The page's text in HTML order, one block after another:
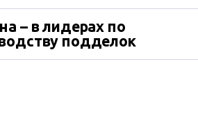
– в лидерах по
подделок